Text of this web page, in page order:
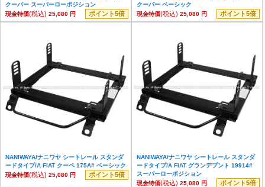
クーパー スーパーローポジション
現金特価(税込) 25,080 円 ポイント5倍
クーパー ベーシック
現金特価(税込) 25,080 円 ポイント5倍
NANIWAYA/ナニワヤ シートレール スタンダ
ードタイプ/A FIAT クーペ 175A# ベーシック
現金特価(税込) 25,080 円 ポイント5倍
NANIWAYA/ナニワヤ シートレール スタンダ
ードタイプ/A FIAT グランデプント 19914#
スーパーローポジション
現金特価(税込) 25,080 円 ポイント5倍